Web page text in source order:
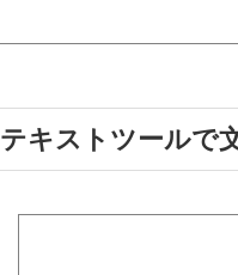
テキストツールで